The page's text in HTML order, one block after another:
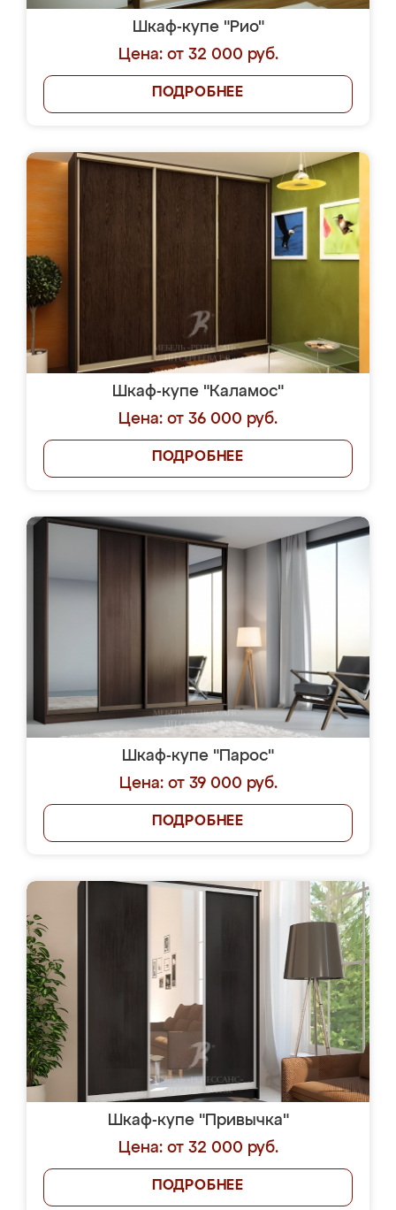
Шкаф-купе "Рио"
Цена: от 32 000 руб.
ПОДРОБНЕЕ
Шкаф-купе "Каламос"
Цена: от 36 000 руб.
ПОДРОБНЕЕ
Шкаф-купе "Парос"
Цена: от 39 000 руб.
ПОДРОБНЕЕ
Шкаф-купе "Привычка"
Цена: от 32 000 руб.
ПОДРОБНЕЕ